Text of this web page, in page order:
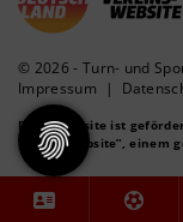
© 2026 - Turn- und
Impressum |
Diese Website ist
Vereinswebsite”, einem